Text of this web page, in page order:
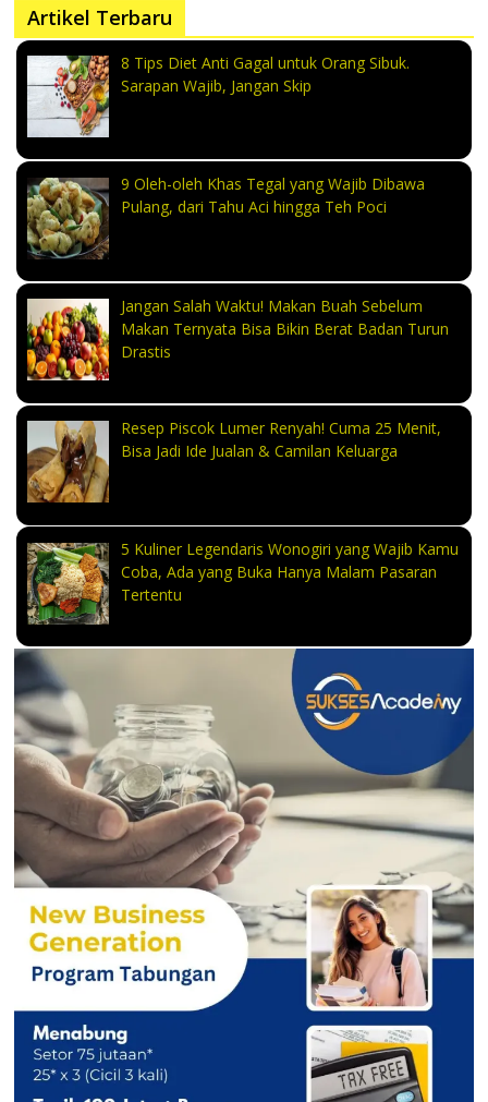
Artikel Terbaru
8 Tips Diet Anti Gagal untuk Orang Sibuk.
Sarapan Wajib, Jangan Skip
9 Oleh-oleh Khas Tegal yang Wajib Dibawa
Pulang, dari Tahu Aci hingga Teh Poci
Jangan Salah Waktu! Makan Buah Sebelum
Makan Ternyata Bisa Bikin Berat Badan Turun
Drastis
Resep Piscok Lumer Renyah! Cuma 25 Menit,
Bisa Jadi Ide Jualan & Camilan Keluarga
5 Kuliner Legendaris Wonogiri yang Wajib Kamu
Coba, Ada yang Buka Hanya Malam Pasaran
Tertentu